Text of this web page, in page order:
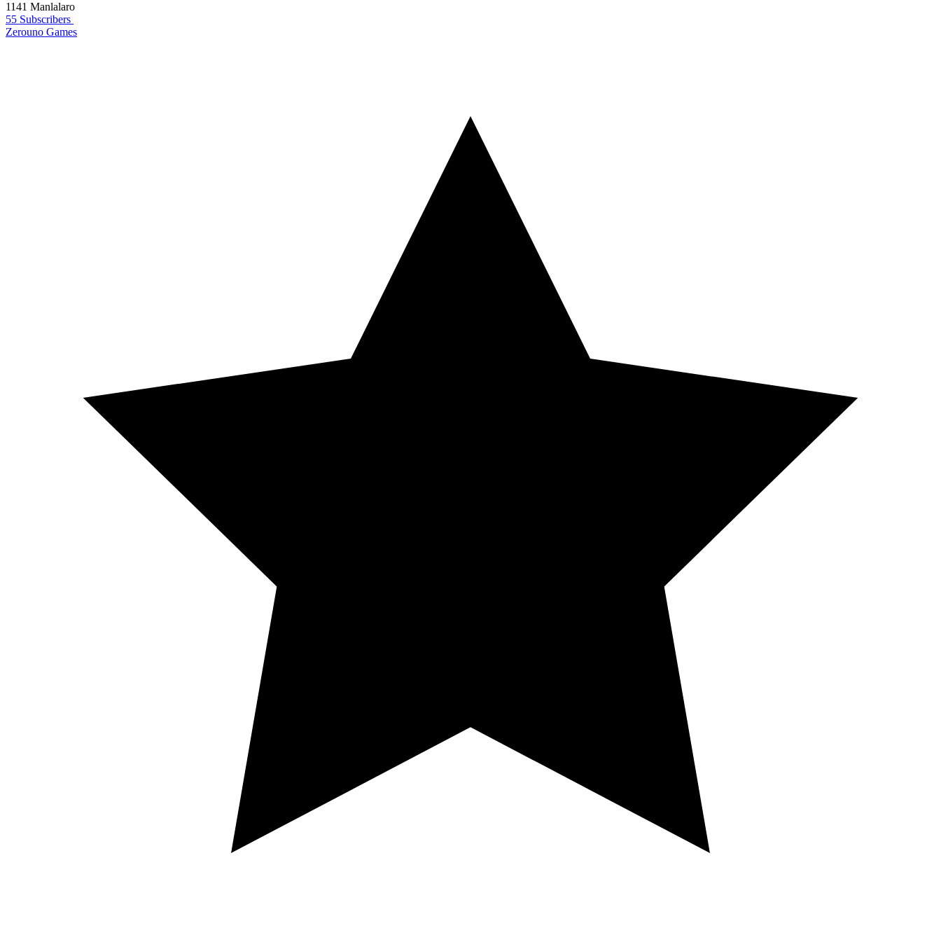
1141 Manlalaro
55 Subscribers
Zerouno Games